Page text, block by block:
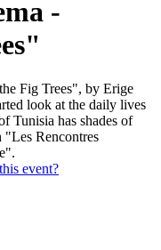
-
Fig Trees", by Erige
look at the daily lives
Tunisia has shades of
Rencontres
event?